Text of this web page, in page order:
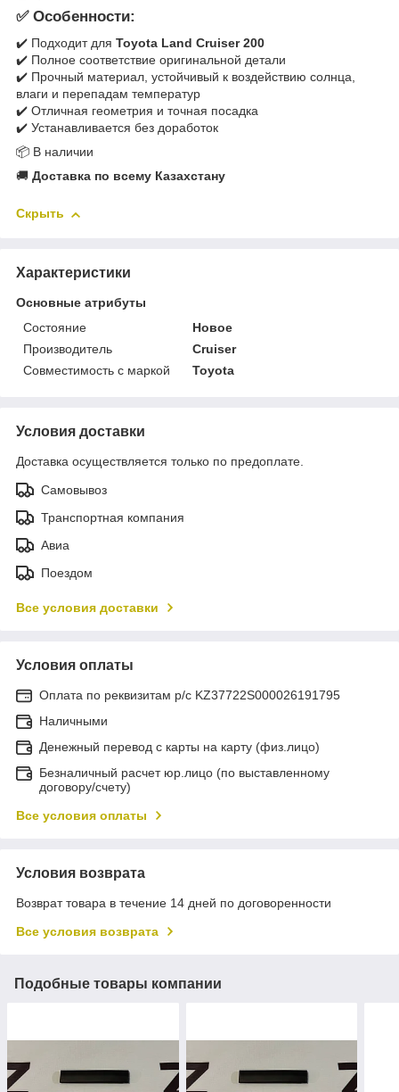
✅ Особенности:
✔️ Подходит для Toyota Land Cruiser 200
✔️ Полное соответствие оригинальной детали
✔️ Прочный материал, устойчивый к воздействию солнца,
влаги и перепадам температур
✔️ Отличная геометрия и точная посадка
✔️ Устанавливается без доработок
📦 В наличии
🚚 Доставка по всему Казахстану
Скрыть
Характеристики
Основные атрибуты
Состояние
Новое
Производитель
Cruiser
Совместимость с маркой
Toyota
Условия доставки
Доставка осуществляется только по предоплате.
Самовывоз
Транспортная компания
Авиа
Поездом
Все условия доставки
Условия оплаты
Оплата по реквизитам р/с KZ37722S000026191795
Наличными
Денежный перевод с карты на карту (физ.лицо)
Безналичный расчет юр.лицо (по выставленному
договору/счету)
Все условия оплаты
Условия возврата
Возврат товара в течение 14 дней по договоренности
Все условия возврата
Подобные товары компании